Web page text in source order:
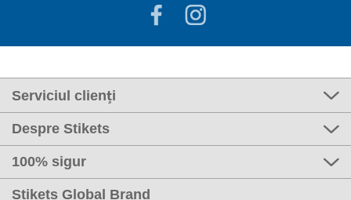
Serviciul clienți
Despre Stikets
100% sigur
Stikets Global Brand